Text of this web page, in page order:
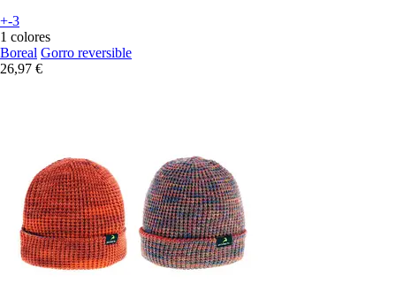
+-3
1 colores
Boreal Gorro reversible
26,97 €